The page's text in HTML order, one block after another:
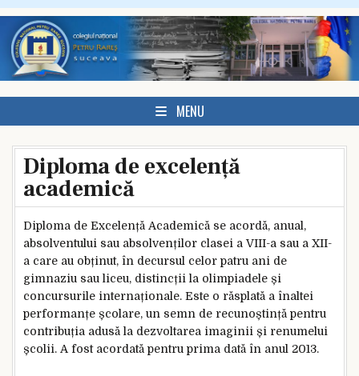
Skip to content
MENU
Diploma de excelență
academică
Diploma de Excelență Academică se acordă, anual,
absolventului sau absolvenților clasei a VIII-a sau a XII-
a care au obținut, în decursul celor patru ani de
gimnaziu sau liceu, distincții la olimpiadele și
concursurile internaționale. Este o răsplată a înaltei
performanțe școlare, un semn de recunoștință pentru
contribuția adusă la dezvoltarea imaginii și renumelui
școlii. A fost acordată pentru prima dată în anul 2013.